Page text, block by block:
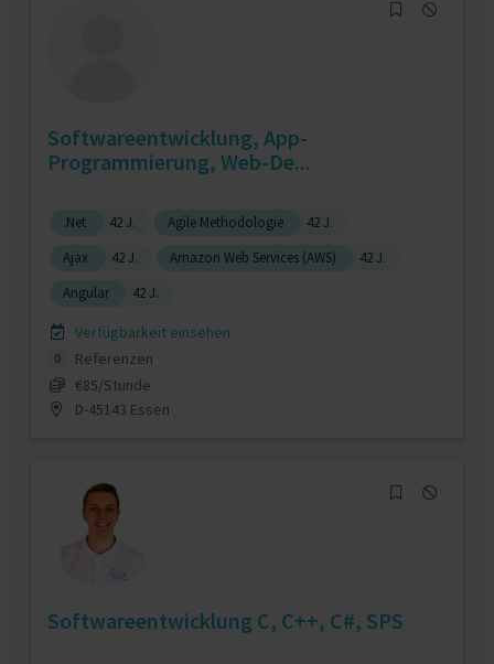
Softwareentwicklung, App-
Programmierung, Web-De...
.Net 42 J. Agile Methodologie
42 J.
Ajax
42 J. Amazon Web Services (AWS)
42 J.
Angular
42 J.
Verfügbarkeit einsehen
0
Referenzen
€85/Stunde
D-45143 Essen
Softwareentwicklung C, C++, C#, SPS